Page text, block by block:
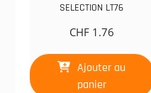
SELECTION LT76
CHF1.76
Ajouter au
panier